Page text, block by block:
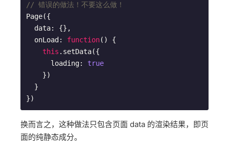
// 错误的做法！不要这么做！
Page({
  onLoad:
function( ) {
this .setData({
      loading:
true
换而言之，这种做法只包含页面 data 的渲染结果，即页
面的纯静态成分。